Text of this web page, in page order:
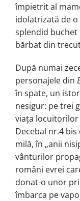
împietrit al
idolatrizată de
splendid buchet
bărbat din
După numai
personajele din
în spate, un
nesigur: pe trei
viața
Decebal nr.4
milă, în „anii
vânturilor
români evrei
donat-o unor
îmbarca pe